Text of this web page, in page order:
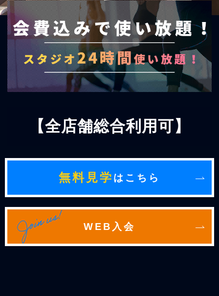
【全店舗総合利用可】
無料見学 はこちら
WEB入会